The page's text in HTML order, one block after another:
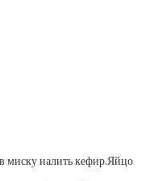
миску налить кефир.Яйцо